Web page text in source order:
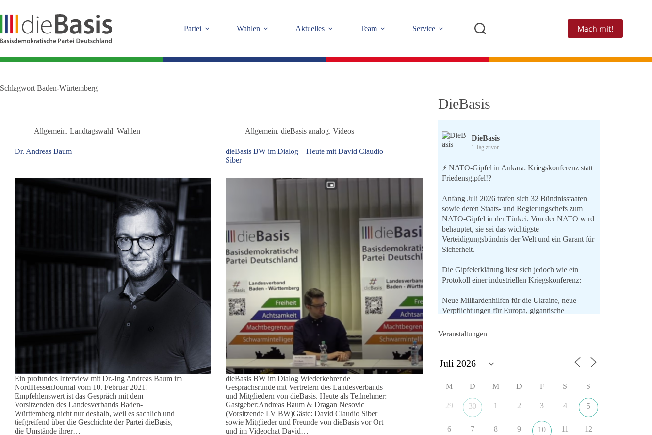
springen
Partei
Wahlen Aktuelles Team Service Mach mit!
Schlagwort Baden-Würtemberg
Allgemein, Landtagswahl, Wahlen
Dr. Andreas Baum
Ein profundes Interview mit Dr.-Ing Andreas Baum im
NordHessenJournal vom 10. Februar 2021!
Empfehlenswert ist das Gespräch mit dem
Vorsitzenden des Landesverbands Baden-
Württemberg nicht nur deshalb, weil es sachlich und
tiefgreifend über die Geschichte der Partei dieBasis,
die Umstände ihrer…
Allgemein,dieBasis analog,Videos
dieBasis BW im Dialog – Heute mit David Claudio
Siber
dieBasis BW im Dialog Wiederkehrende
Gesprächsrunde mit Vertretern des Landesverbands
und Mitgliedern von dieBasis. Heute als Teilnehmer:
Gastgeber:Andreas Baum & Dragan Nesovic
(Vorsitzende LV BW)Gäste: David Claudio Siber
sowie Mitglieder und Freunde von dieBasis vor Ort
und im Videochat David…
DieBasis
DieBasis
1 Tag zuvor
⚡️ NATO-Gipfel in Ankara: Kriegskonferenz statt
Friedensgipfel!?
Anfang Juli 2026 trafen sich 32 Bündnisstaaten
sowie deren Staats- und Regierungschefs zum
NATO-Gipfel in der Türkei. Von der NATO wird
behauptet, sie sei das wichtigste
Verteidigungsbündnis der Welt und ein Garant für
Sicherheit.
Die Gipfelerklärung liest sich jedoch wie ein
Protokoll einer industriellen Kriegskonferenz:
Neue Milliardenhilfen für die Ukraine, neue
Verpflichtungen für Europa, gigantische
Verteidigungsindustrie, Modernisierung der
Forderung, der Iran dürfe keine Kernwaffe
friedensorientierte Politik?
Veranstaltungen
M D M D F S S
29 30 1 2 3 4 5
6 7 8 9 10 11 12